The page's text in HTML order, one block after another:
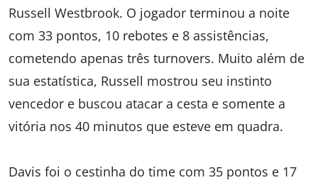
Russell Westbrook. O jogador terminou a noite
com 33 pontos, 10 rebotes e 8 assistências,
cometendo apenas três turnovers. Muito além de
sua estatística, Russell mostrou seu instinto
vencedor e buscou atacar a cesta e somente a
vitória nos 40 minutos que esteve em quadra.
Davis foi o cestinha do time com 35 pontos e 17